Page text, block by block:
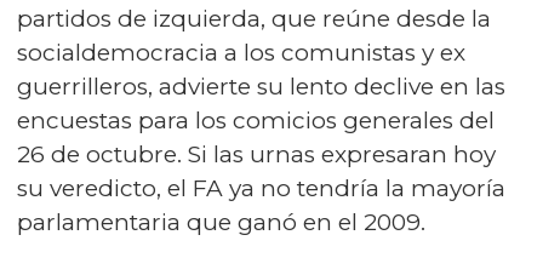
partidos de izquierda, que reúne desde la
socialdemocracia a los comunistas y ex
guerrilleros, advierte su lento declive en las
encuestas para los comicios generales del
26 de octubre. Si las urnas expresaran hoy
su veredicto, el FA ya no tendría la mayoría
parlamentaria que ganó en el 2009.